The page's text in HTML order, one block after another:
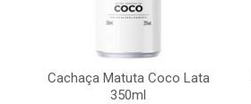
Cachaça Matuta Coco Lata
350ml